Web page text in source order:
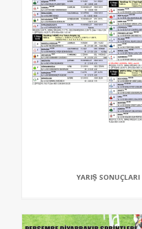
YARIŞ SONUÇLARI